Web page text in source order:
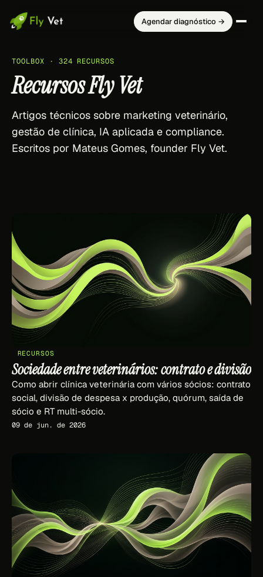
Agendar diagnóstico →
TOOLBOX · 324 RECURSOS
Recursos Fly Vet
Artigos técnicos sobre marketing veterinário,
gestão de clínica, IA aplicada e compliance.
Escritos por Mateus Gomes, founder Fly Vet.
RECURSOS
Sociedade entre veterinários: contrato e divisão
Como abrir clínica veterinária com vários sócios: contrato
social, divisão de despesa x produção, quórum, saída de
sócio e RT multi-sócio.
09 de jun. de 2026